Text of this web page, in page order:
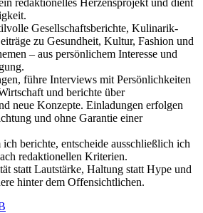
Gesellschaftsberichte, Kulinarik-
zu Gesundheit, Kultur, Fashion und
– aus persönlichem Interesse und
führe Interviews mit Persönlichkeiten
und berichte über
neue Konzepte. Einladungen erfolgen
und ohne Garantie einer
berichte, entscheide ausschließlich ich
redaktionellen Kriterien.
statt Lautstärke, Haltung statt Hype und
hinter dem Offensichtlichen.